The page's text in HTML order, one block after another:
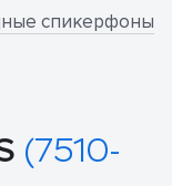
спикерфоны
(7510-